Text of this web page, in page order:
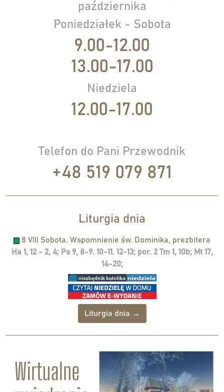
października
Poniedziałek - Sobota
9.00-12.00
13.00-17.00
Niedziela
12.00-17.00
Telefon do Pani Przewodnik
+48 519 079 871
Liturgia dnia
8 VIII Sobota. Wspomnienie św. Dominika, prezbitera
Ha 1, 12 - 2, 4; Ps 9, 8-9. 10-11. 12-13; por. 2 Tm 1, 10b; Mt 17,
14-20;
Liturgia dnia →